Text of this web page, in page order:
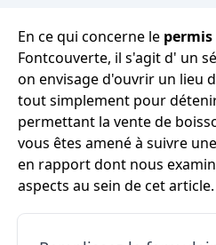
En ce qui concerne le
Fontcouverte, il s'agit d' un
on envisage d'ouvrir un lieu
tout simplement pour
permettant la vente de
vous êtes amené à suivre
en rapport dont nous
aspects au sein de cet article.